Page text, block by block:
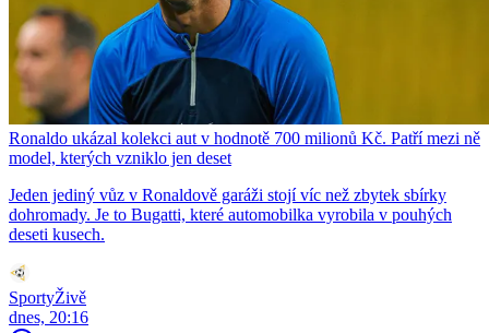
Ronaldo ukázal kolekci aut v hodnotě 700 milionů Kč. Patří mezi ně
model, kterých vzniklo jen deset
Jeden jediný vůz v Ronaldově garáži stojí víc než zbytek sbírky
dohromady. Je to Bugatti, které automobilka vyrobila v pouhých
deseti kusech.
SportyŽivě
dnes, 20:16